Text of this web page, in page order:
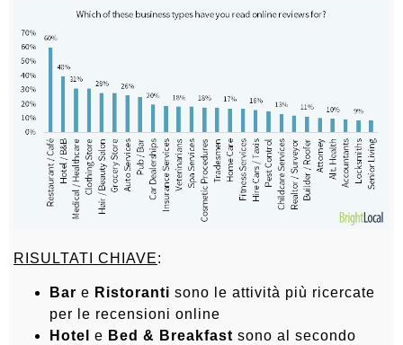
RISULTATI CHIAVE:
Bar e Ristoranti sono le attività più ricercate
per le recensioni online
Hotel
e Bed & Breakfast sono al secondo